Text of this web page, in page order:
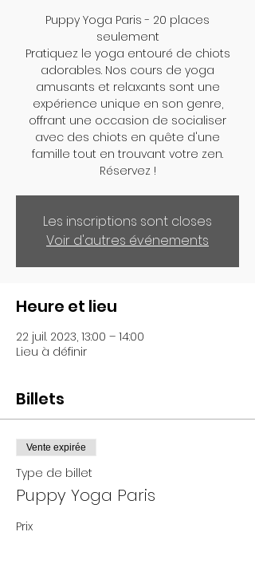
Puppy Yoga Paris - 20 places
seulement
Pratiquez le yoga entouré de chiots
adorables. Nos cours de yoga
amusants et relaxants sont une
expérience unique en son genre,
offrant une occasion de socialiser
avec des chiots en quête d'une
famille tout en trouvant votre zen.
Réservez !
Les inscriptions sont closes
Voir d'autres événements
Heure et lieu
22 juil. 2023, 13:00 – 14:00
Lieu à définir
Billets
Vente expirée
Type de billet
Puppy Yoga Paris
Prix